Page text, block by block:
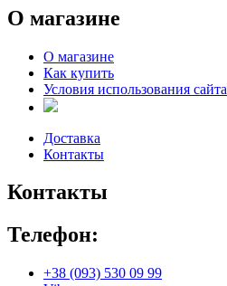
О магазине
О магазине
Как купить
Условия использования сайта
Доставка
Контакты
Контакты
Телефон:
+38 (093) 530 09 99